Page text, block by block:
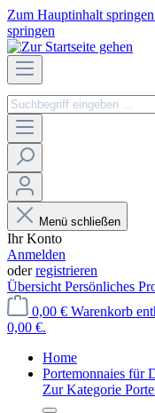
Zum Hauptinhalt springen
springen
Menü schließen
Ihr Konto
Anmelden
oderregistrieren
Übersicht Persönliches
0,00 € Warenkorb
0,00 €.
Home
Portemonnaies für
Zur Kategorie